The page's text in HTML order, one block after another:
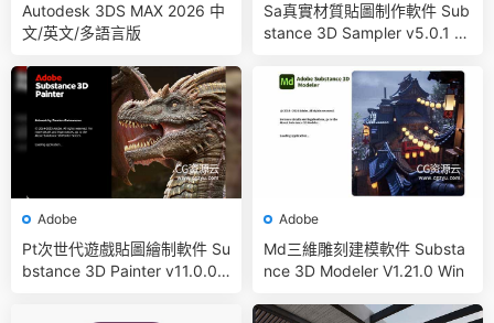
Autodesk 3DS MAX 2026 中
文/英文/多語言版
Sa真實材質貼圖制作軟件 Sub
stance 3D Sampler v5.0.1 Wi
Adobe
Pt次世代遊戲貼圖繪制軟件 Su
bstance 3D Painter v11.0.0
Adobe
Md三維雕刻建模軟件 Substa
nce 3D Modeler V1.21.0 Win